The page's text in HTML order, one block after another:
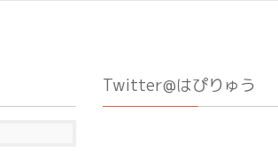
Twitter@はぴりゅう